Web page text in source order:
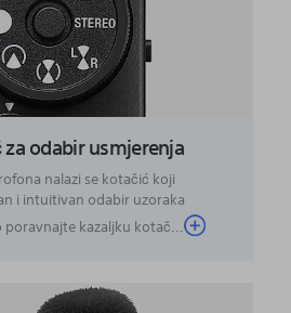
odabir usmjerenja
nalazi se kotačić koji
i intuitivan odabir uzoraka
kazaljku kotač...